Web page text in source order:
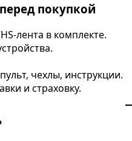
покупкой
лента в комплекте.
чехлы, инструкции.
и страховку.